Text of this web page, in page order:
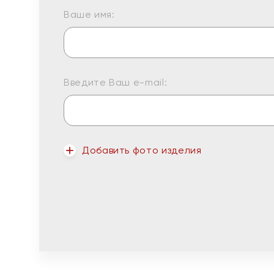
Ваше имя:
Введите Ваш e-mail:
Добавить фото изделия